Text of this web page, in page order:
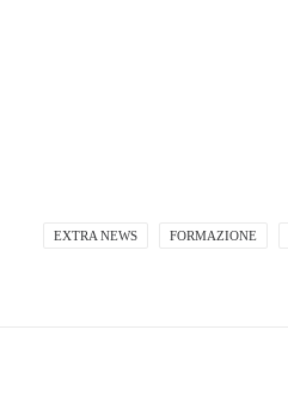
EXTRA NEWS FORMAZIONE